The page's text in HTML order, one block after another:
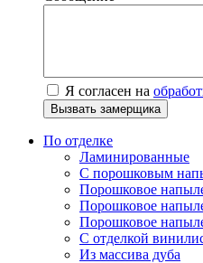
Я согласен на
По отделке
Ламинированные
С порошковым
Порошковое
Порошковое
Порошковое
С отделкой
Из массива дуба